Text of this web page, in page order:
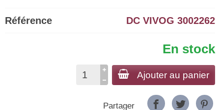
Référence DC VIVOG 3002262
En stock
Ajouter au panier
Partager